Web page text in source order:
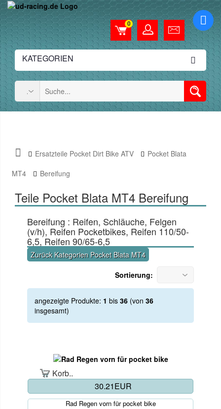
KATEGORIEN
0
Ersatzteile Pocket Dirt Bike ATV
Pocket Blata
MT4
Bereifung
Teile Pocket Blata MT4 Bereifung
Bereifung : Reifen, Schläuche, Felgen
(v/h), Reifen Pocketbikes, Reifen 110/50-
6,5, Reifen 90/65-6,5
Zurück Kategorien Pocket Blata MT4
Sortierung:
angezeigte Produkte: 1 bis 36 (von 36
insgesamt)
Korb..
30.21EUR
Rad Regen vorn für pocket bike